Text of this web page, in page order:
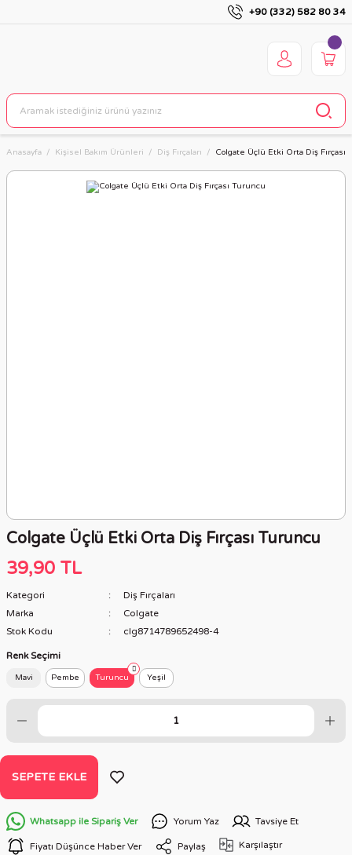
+90 (332) 582 80 34
Anasayfa Kişisel Bakım Ürünleri Diş Fırçaları Colgate Üçlü Etki Orta Diş Fırçası
Colgate Üçlü Etki Orta Diş Fırçası Turuncu
39,90 TL
Kategori
Diş Fırçaları
Marka
Colgate
Stok Kodu
clg8714789652498-4
Renk Seçimi
Mavi Pembe Turuncu Yeşil
SEPETE EKLE
Whatsapp ile Sipariş Ver Yorum Yaz Tavsiye Et
Fiyatı Düşünce Haber Ver Paylaş Karşılaştır